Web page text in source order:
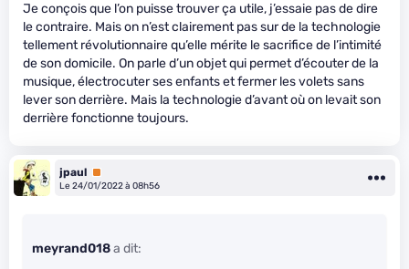
Je conçois que l’on puisse trouver ça utile, j’essaie pas de dire
le contraire. Mais on n’est clairement pas sur de la technologie
tellement révolutionnaire qu’elle mérite le sacrifice de l’intimité
de son domicile. On parle d’un objet qui permet d’écouter de la
musique, électrocuter ses enfants et fermer les volets sans
lever son derrière. Mais la technologie d’avant où on levait son
derrière fonctionne toujours.
jpaul Premium
Le 24/01/2022 à 08h56
meyrand018a dit: